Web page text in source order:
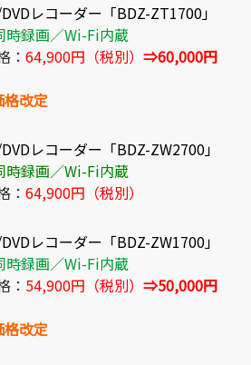
レコーダー「BDZ-ZT1700」
時録画／Wi-Fi内蔵
： 64,900円（税別） ⇒60,000円
改定
レコーダー「BDZ-ZW2700」
時録画／Wi-Fi内蔵
： 64,900円（税別）
レコーダー「BDZ-ZW1700」
時録画／Wi-Fi内蔵
： 54,900円（税別） ⇒50,000円
改定